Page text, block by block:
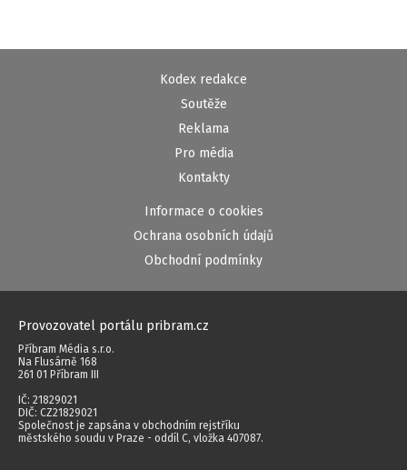
Kodex redakce
Soutěže
Reklama
Pro média
Kontakty
Informace o cookies
Ochrana osobních údajů
Obchodní podmínky
Provozovatel portálu pribram.cz
Příbram Média s.r.o.
Na Flusárně 168
261 01 Příbram III
IČ: 21829021
DIČ: CZ21829021
Společnost je zapsána v obchodním rejstříku
městského soudu v Praze - oddíl C, vložka 407087.